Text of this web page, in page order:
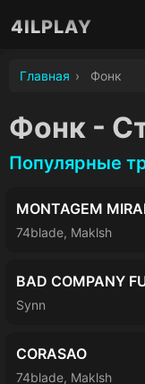
4ILPLAY
Главная › Фoнк
Фoнк -
Популярные
MONTAGEM
74blade, Maklsh
BAD COMPANY
Synn
CORASAO
74blade, Maklsh